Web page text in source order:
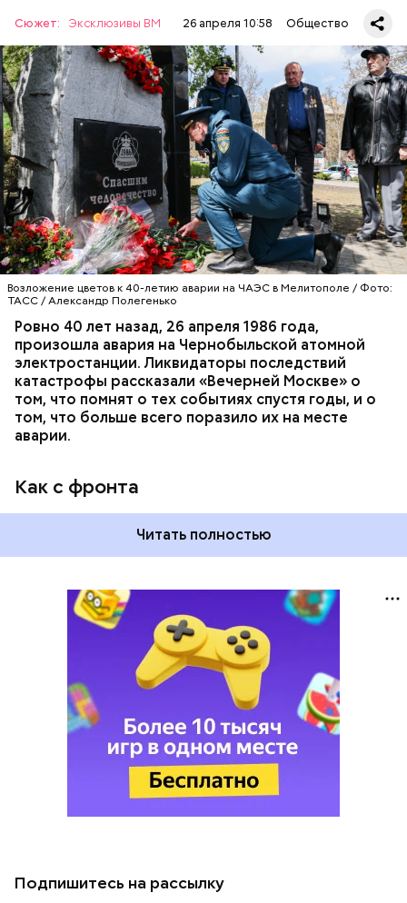
Сюжет: Эксклюзивы ВМ 26 апреля 10:58 Общество
Возложение цветов к 40-летию аварии на ЧАЭС в Мелитополе / Фото:
ТАСС / Александр Полегенько
Ровно 40 лет назад, 26 апреля 1986 года,
произошла авария на Чернобыльской атомной
электростанции. Ликвидаторы последствий
катастрофы рассказали «Вечерней Москве» о
том, что помнят о тех событиях спустя годы, и о
том, что больше всего поразило их на месте
аварии.
Как с фронта
Специалист гражданской обороны Московского
авиацентра Владимир Макеев в 1986 году служил в
Киеве в отдельном механизированном полку
гражданской обороны. На тот момент, когда
произошла авария на Чернобыльской атомной
станции, ему было 26 лет.
Читать полностью
АВАРИИ ЧЕРНОБЫЛЬ ИСТОРИЯ
Подпишитесь на рассылку